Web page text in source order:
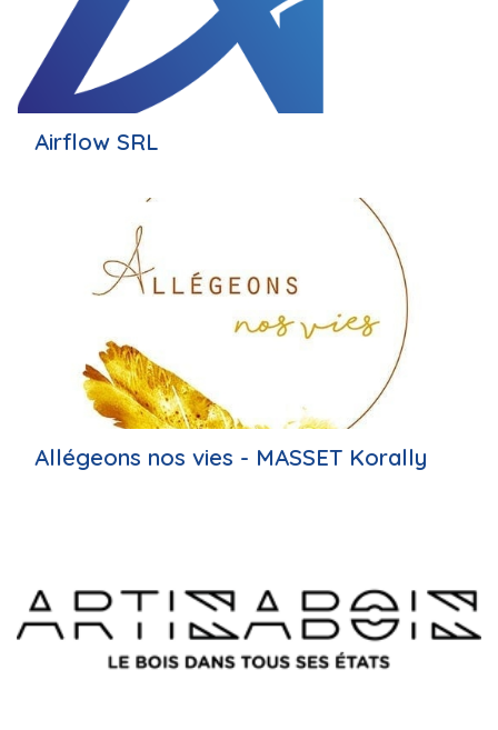
Airflow SRL
Allégeons nos vies - MASSET Korally